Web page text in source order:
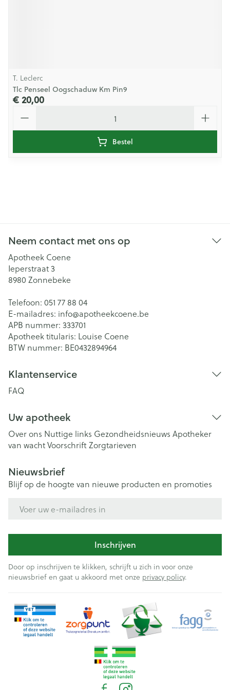
T. Leclerc
Tlc Penseel Oogschaduw Km Pin9
€ 20,00
Bestel
Neem contact met ons op
Apotheek Coene
Ieperstraat 3
8980 Zonnebeke
Telefoon: 051 77 88 04
E-mailadres: info@apotheekcoene.be
APB nummer: 333701
Apotheek titularis: Louise Coene
BTW nummer: BE0432894964
Klantenservice
FAQ
Uw apotheek
Over ons Nuttige links Gezondheidsnieuws Apotheker
van wachtVoorschriftZorgtarieven
Nieuwsbrief
Blijf op de hoogte van nieuwe producten en promoties
Inschrijven
Door op inschrijven te klikken, schrijft u zich in voor onze
nieuwsbrief en gaat u akkoord met onze privacy policy.